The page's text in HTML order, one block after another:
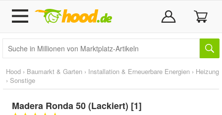
Hood › Baumarkt & Garten › Installation & Erneuerbare Energien › Heizung
› Sonstige
Madera Ronda 50 (Lackiert) [1]